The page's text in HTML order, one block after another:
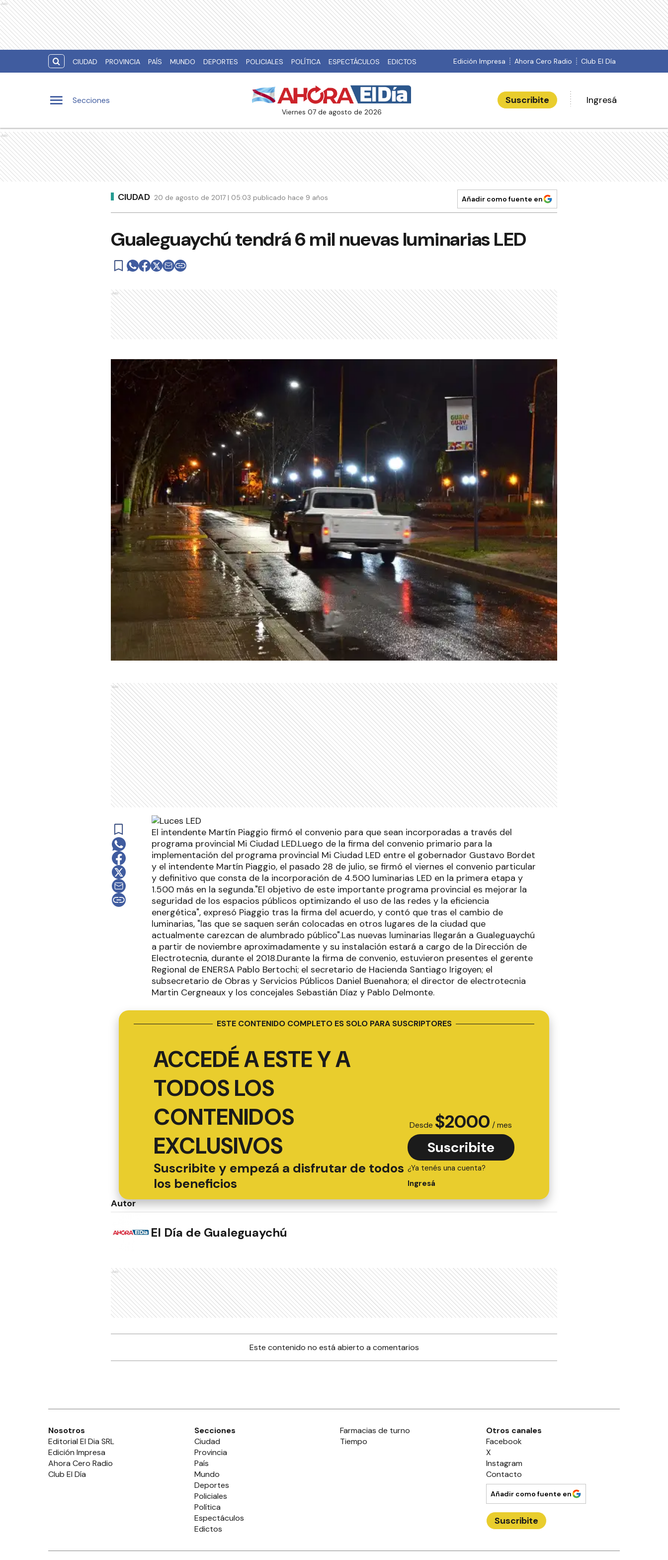
Ads
CIUDAD PROVINCIA PAÍS MUNDO DEPORTES POLICIALES POLÍTICA ESPECTÁCULOS EDICTOS Edición Impresa Ahora Cero Radio Club El Día
Secciones
viernes 07 de agosto de 2026
Suscribite Ingresá
Ads
CIUDAD 20 de agosto de 2017 | 05:03 publicado hace 9 años Añadir como fuente en
Gualeguaychú tendrá 6 mil nuevas luminarias LED
Ads
Ads
El intendente Martín Piaggio firmó el convenio para que sean incorporadas a través del
programa provincial Mi Ciudad LED.Luego de la firma del convenio primario para la
implementación del programa provincial Mi Ciudad LED entre el gobernador Gustavo Bordet
y el intendente Martín Piaggio, el pasado 28 de julio, se firmó el viernes el convenio particular
y definitivo que consta de la incorporación de 4.500 luminarias LED en la primera etapa y
1.500 más en la segunda."El objetivo de este importante programa provincial es mejorar la
seguridad de los espacios públicos optimizando el uso de las redes y la eficiencia
energética", expresó Piaggio tras la firma del acuerdo, y contó que tras el cambio de
luminarias, "las que se saquen serán colocadas en otros lugares de la ciudad que
actualmente carezcan de alumbrado público".Las nuevas luminarias llegarán a Gualeguaychú
a partir de noviembre aproximadamente y su instalación estará a cargo de la Dirección de
Electrotecnia, durante el 2018.Durante la firma de convenio, estuvieron presentes el gerente
Regional de ENERSA Pablo Bertochi; el secretario de Hacienda Santiago Irigoyen; el
subsecretario de Obras y Servicios Públicos Daniel Buenahora; el director de electrotecnia
Martin Cergneaux y los concejales Sebastián Díaz y Pablo Delmonte.
ESTE CONTENIDO COMPLETO ES SOLO PARA SUSCRIPTORES
ACCEDÉ A ESTE Y A
TODOS LOS
CONTENIDOS
EXCLUSIVOS
Suscribite y empezá a disfrutar de todos
los beneficios
Desde $2000 / mes
Suscribite
¿Ya tenés una cuenta?
Ingresá
Autor
El Día de Gualeguaychú
Ads
Este contenido no está abierto a comentarios
Nosotros
Editorial El Dia SRL
Edición Impresa
Ahora Cero Radio
Club El Día
Secciones
Ciudad
Provincia
País
Mundo
Deportes
Policiales
Política
Espectáculos
Edictos
Farmacias de turno
Tiempo
Otros canales
Facebook
X
Instagram
Contacto
Añadir como fuente en
Suscribite